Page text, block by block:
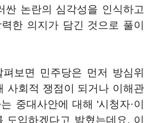
싼 논란의 심각성을 인식하고
한 의지가 담긴 것으로 풀이
보면 민주당은 먼저 방심위
사회적 쟁점이 되거나 이해관
중대사안에 대해 '시청자·이
도입하겠다고 밝혔는데요. 이